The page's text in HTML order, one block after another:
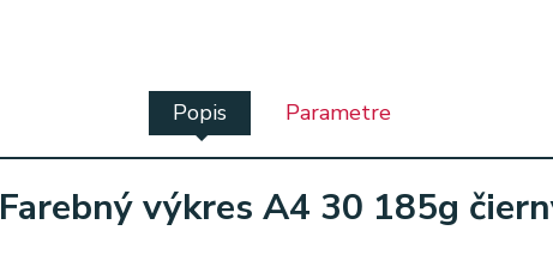
Popis Parametre
Farebný výkres A4 30 185g